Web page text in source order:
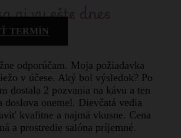
aj vy ešte dnes
TERMÍN
odporúčam. Moja požiadavka
v účese. Aký bol výsledok? Po
dostala 2 pozvania na kávu a ten
doslova onemel. Dievčatá vedia
kvalitne a najmä vkusne. Cena
a prostredie salóna príjemné.